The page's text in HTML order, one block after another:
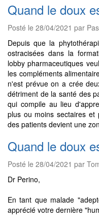
Quand le doux
Posté le 28/04/2021 par
Depuis que la
ostracisées dans la
lobby pharmaceutiques
les compléments
n'est prévue on a crée
détriment de la santé des
qui compile au lieu
plus ou moins sectaires
des patients devient une
Quand le doux
Posté le 28/04/2021 par
Dr Perino,
En tant que malade
apprécié votre dernière